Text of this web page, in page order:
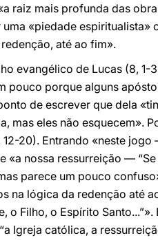
raiz mais profunda das
«piedade espiritualista»
até ao fim».
evangélico de Lucas (8,
pouco porque alguns
de escrever que dela
mas eles não esquecem».
12-20). Entrando «neste
«a nossa ressurreição —
parece um pouco
na lógica da redenção até
o Filho, o Espírito
Igreja católica, a